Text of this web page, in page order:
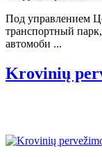
Под управлением
транспортный
автомоби ...
Krovinių